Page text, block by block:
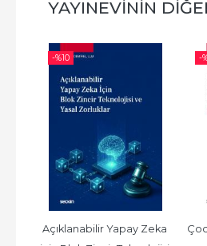
YAYINEVININ
-%10
Açıklanabilir Yapay Zeka
-